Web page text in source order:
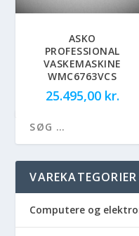
ASKO
PROFESSIONAL
VASKEMASKINE
WMC6763VCS
25.495,00 kr.
VAREKATEGORIER
Computere og